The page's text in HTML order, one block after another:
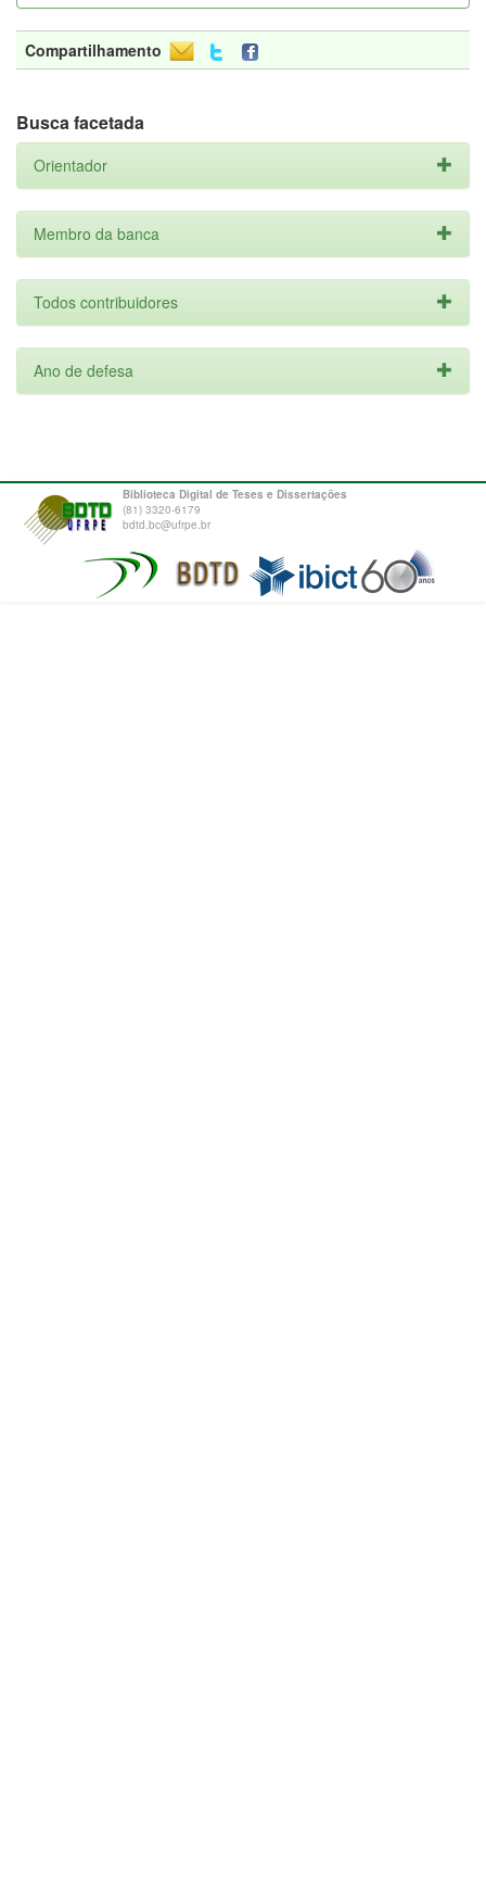
Compartilhamento
Busca facetada
Orientador
Membro da banca
Todos contribuidores
Ano de defesa
Biblioteca Digital de Teses e Dissertações
(81) 3320-6179
bdtd.bc@ufrpe.br